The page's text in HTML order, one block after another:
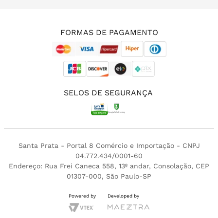
FORMAS DE PAGAMENTO
SELOS DE SEGURANÇA
Santa Prata - Portal 8 Comércio e Importação - CNPJ
04.772.434/0001-60
Endereço: Rua Frei Caneca 558, 13º andar, Consolação, CEP
01307-000, São Paulo-SP
Powered by Developed by